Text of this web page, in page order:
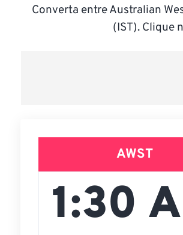
Converta entre Australian
(IST). Clique
AWST